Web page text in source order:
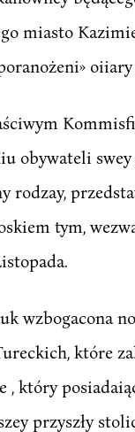
miasto
obywateli
rodzay,
tym,
wzbogacona
które
, który
przyszły